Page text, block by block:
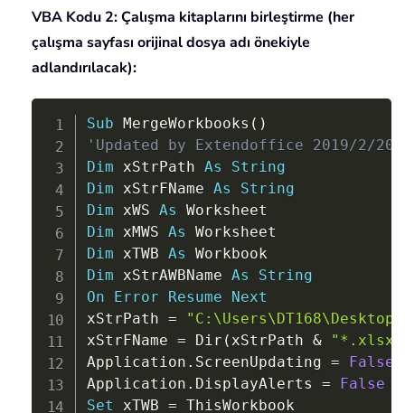
VBA Kodu 2: Çalışma kitaplarını birleştirme (her
çalışma sayfası orijinal dosya adı önekiyle
adlandırılacak):
Sub MergeWorkbooks ( )
'Updated by Extendoffice 2019/2/20
Dim xStrPath As
String
Dim xStrFName As
String
Dim xWS As
Dim xMWS As
Dim xTWB As
Dim xStrAWBName As
String
On
Error Resume
Next
xStrPath =
xStrFName = Dir ( xStrPath & "*.xlsx"
Application . ScreenUpdating =
False
Application . DisplayAlerts =
False
Set xTWB =